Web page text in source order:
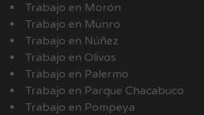
Trabajo en Morón
Trabajo en Munro
Trabajo en Núñez
Trabajo en Olivos
Trabajo en Palermo
Trabajo en Parque Chacabuco
Trabajo en Pompeya